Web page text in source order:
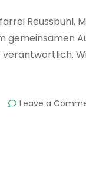
Reussbühl,
gemeinsamen
Leave a